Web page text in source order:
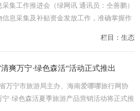
集工作推进会（绿网讯 通讯员：仝善鹏）
信息采集及补贴资金发放工作，准确掌握作
栏目：生态
爽万宁·绿色森活“活动正式推出
万宁市旅游局主办、海南爱哪哪旅行网协
宁·绿色森活夏季旅游产品营销活动将正式推